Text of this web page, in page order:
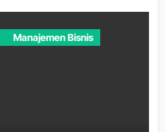
Manajemen Bisnis